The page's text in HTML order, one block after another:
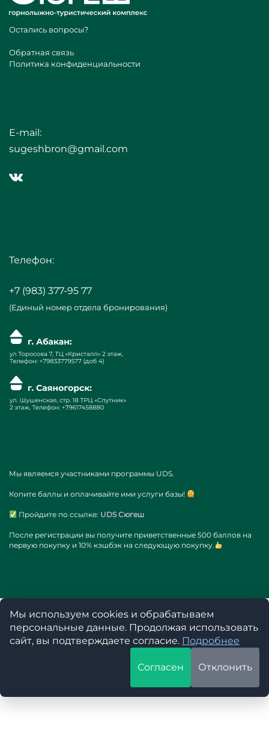
Остались вопросы?
Обратная связь
Политика конфиденциальности
E-mail:
sugeshbron@gmail.com
Телефон:
+7 (983) 377-95 77
(Единый номер отдела бронирования)
Мы являемся участниками программы UDS.
Копите баллы и оплачивайте ими услуги базы!
Пройдите по ссылке: UDS Сюгеш
После регистрации вы получите приветственные 500 баллов на
первую покупку и 10% кэшбэк на следующую покупку.
Мы используем cookies и обрабатываем
персональные данные. Продолжая использовать
сайт, вы подтверждаете согласие. Подробнее
Согласен Отклонить